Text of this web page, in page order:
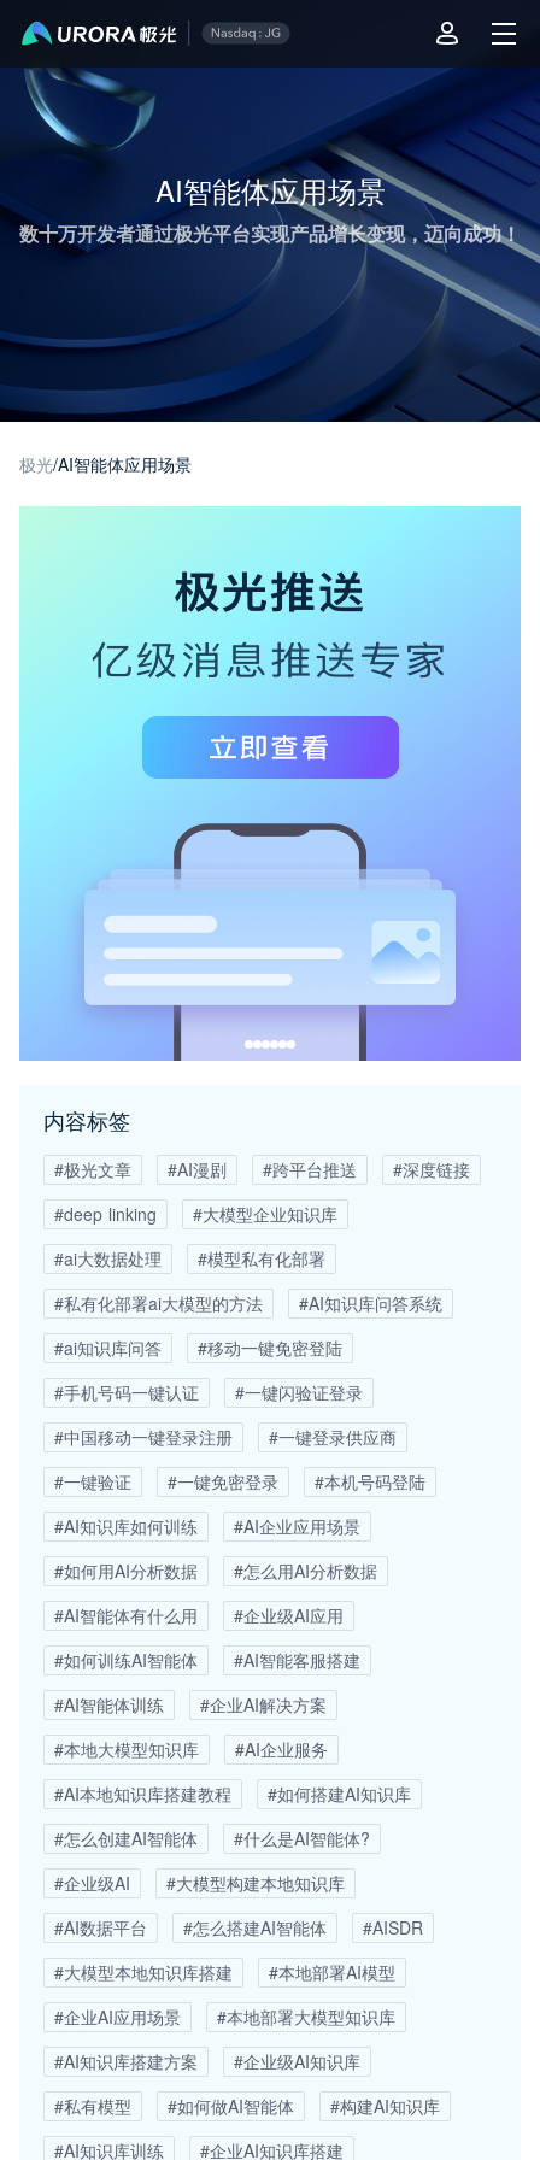
AI智能体应用场景
数十万开发者通过极光平台实现产品增长变现，迈向成功！
极光/AI智能体应用场景
内容标签
#极光文章 #AI漫剧 #跨平台推送
#深度链接
#deep linking
#大模型企业知识库
#ai大数据处理
#模型私有化部署
#私有化部署ai大模型的方法
#AI知识库问答系统
#ai知识库问答
#移动一键免密登陆
#手机号码一键认证
#一键闪验证登录
#中国移动一键登录注册
#一键登录供应商
#一键验证
#一键免密登录
#本机号码登陆
#AI知识库如何训练
#AI企业应用场景
#如何用AI分析数据
#怎么用AI分析数据
#AI智能体有什么用
#企业级AI应用
#如何训练AI智能体
#AI智能客服搭建
#AI智能体训练
#企业AI解决方案
#本地大模型知识库
#AI企业服务
#AI本地知识库搭建教程
#如何搭建AI知识库
#怎么创建AI智能体
#什么是AI智能体?
#企业级AI
#大模型构建本地知识库
#AI数据平台
#怎么搭建AI智能体
#AISDR
#大模型本地知识库搭建
#本地部署AI模型
#企业AI应用场景
#本地部署大模型知识库
#AI知识库搭建方案
#企业级AI知识库
#私有模型
#如何做AI智能体
#构建AI知识库
#AI知识库训练
#企业AI知识库搭建